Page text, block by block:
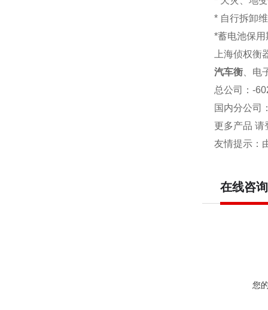
* 自行拆卸
*蓄电池保用
上海侦权
汽车衡 、
总公司
：-
国内分公司
更多产品 请
友情提示：
在线咨询
您